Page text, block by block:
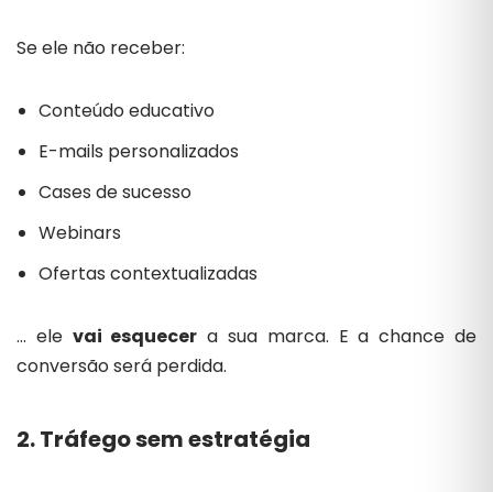
Se ele não receber:
Conteúdo educativo
E-mails personalizados
Cases de sucesso
Webinars
Ofertas contextualizadas
… ele vai esquecer a sua marca. E a chance de
conversão será perdida.
2. Tráfego sem estratégia